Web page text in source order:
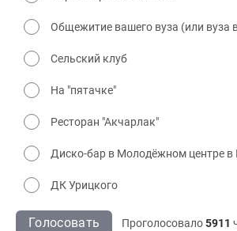
Общежитие вашего вуза (или вуза
Сельский клуб
На "пятачке"
Ресторан "Акчарлак"
Диско-бар в Молодёжном центре в
ДК Урицкого
Голосовать Проголосовало5911